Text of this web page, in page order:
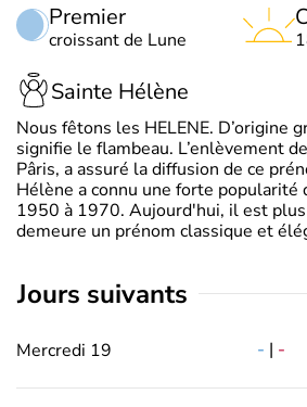
Premier
croissant de Lune
Sainte Hélène
Nous fêtons les HELENE. D’origine
signifie le flambeau. L’enlèvement
Pâris, a assuré la diffusion de ce
Hélène a connu une forte popularité
1950 à 1970. Aujourd'hui, il est
demeure un prénom classique et
jours suivants
Mercredi 19 - | -